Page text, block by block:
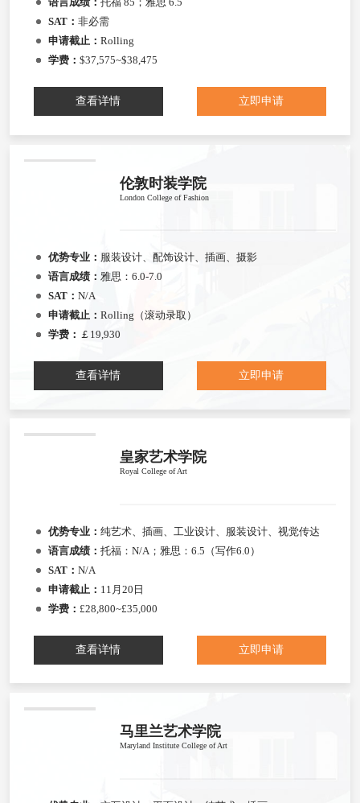
SAT： 非必需
申请截止： Rolling
学费： $37,575~$38,475
查看详情 立即申请
伦敦时装学院
London College of Fashion
优势专业： 服装设计、配饰设计、插画、摄影
语言成绩： 雅思：6.0-7.0
SAT： N/A
申请截止： Rolling（滚动录取）
学费： ￡19,930
查看详情 立即申请
皇家艺术学院
Royal College of Art
优势专业： 纯艺术、插画、工业设计、服装设计、视觉传达
语言成绩： 托福：N/A；雅思：6.5（写作6.0）
SAT： N/A
申请截止： 11月20日
学费： £28,800~£35,000
查看详情 立即申请
马里兰艺术学院
Maryland Institute College of Art